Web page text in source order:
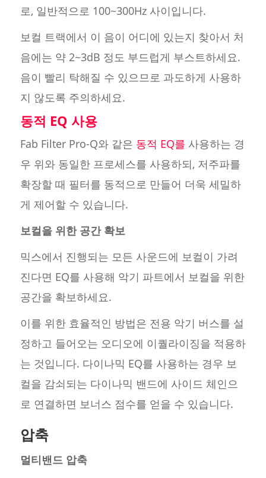
로, 일반적으로 100~300Hz 사이입니다.
보컬 트랙에서 이 음이 어디에 있는지 찾아서 처
음에는 약 2~3dB 정도 부드럽게 부스트하세요.
음이 빨리 탁해질 수 있으므로 과도하게 사용하
지 않도록 주의하세요.
동적 EQ 사용
Fab Filter Pro-Q와 같은 동적 EQ를 사용하는 경
우 위와 동일한 프로세스를 사용하되, 저주파를
확장할 때 필터를 동적으로 만들어 더욱 세밀하
게 제어할 수 있습니다.
보컬을 위한 공간 확보
믹스에서 진행되는 모든 사운드에 보컬이 가려
진다면 EQ를 사용해 악기 파트에서 보컬을 위한
공간을 확보하세요.
이를 위한 효율적인 방법은 전용 악기 버스를 설
정하고 들어오는 오디오에 이퀄라이징을 적용하
는 것입니다. 다이나믹 EQ를 사용하는 경우 보
컬을 감쇠되는 다이나믹 밴드에 사이드 체인으
로 연결하면 보너스 점수를 얻을 수 있습니다.
압축
멀티밴드 압축